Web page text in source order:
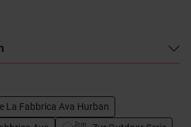
La Fabbrica Ava Hurban